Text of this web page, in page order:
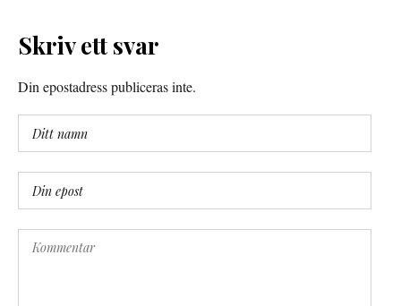
Skriv ett svar
Din epostadress publiceras inte.